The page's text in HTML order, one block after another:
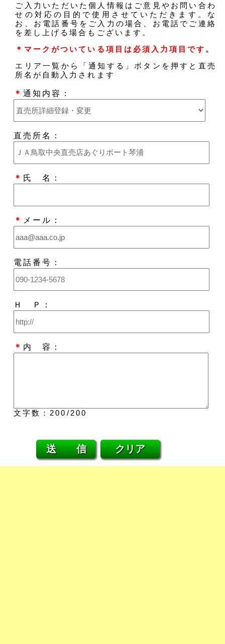
ご入力いただいた個人情報はご意見やお問い合わ
せの対応の目的で使用させていただきます。な
お、お電話番号をご入力の場合、お電話でご連絡
を差し上げる場合もございます。
＊マークがついている項目は必須入力項目です。
エリア一覧から「通知する」ボタンを押すと直売
所名が自動入力されます
＊通知内容：
直売所名：
＊ 氏 名：
＊ メール：
電話番号：
Ｈ Ｐ：
＊ 内 容：
文字数： 200 /200